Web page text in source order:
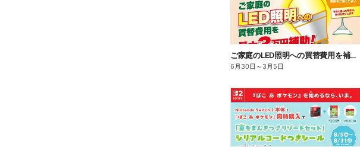
ご家庭のLED照明への買替費用を補助!(おもて)
6月30日 ～ 3月5日